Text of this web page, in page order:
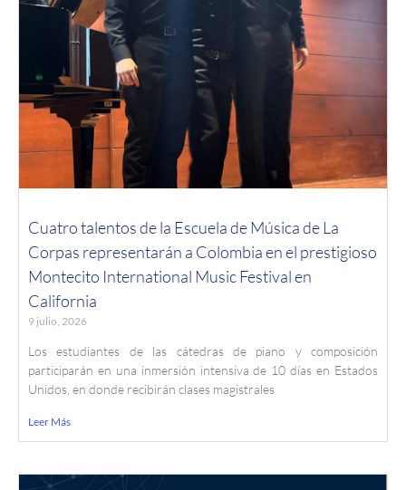
Cuatro talentos de la Escuela de Música de La
Corpas representarán a Colombia en el prestigioso
Montecito International Music Festival en
California
9 julio, 2026
Los estudiantes de las cátedras de piano y composición
participarán en una inmersión intensiva de 10 días en Estados
Unidos, en donde recibirán clases magistrales
Leer Más